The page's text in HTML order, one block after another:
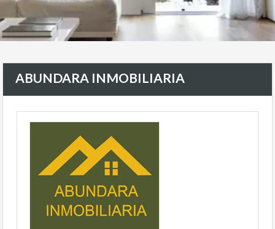
ABUNDARA INMOBILIARIA